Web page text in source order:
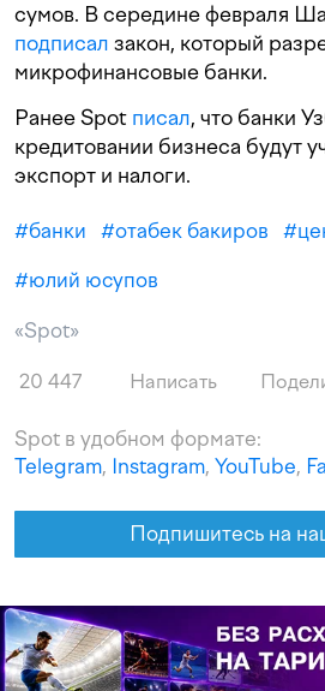
сумов. В середине февраля
подписал закон, который
микрофинансовые банки.
Ранее Spot писал, что банки
кредитовании бизнеса будут
экспорт и налоги.
#банки #отабек бакиров #
#юлий юсупов
«Spot»
20 447 Написать
Spot в удобном формате:
Telegram, Instagram, YouTube,
Подпишитесь на